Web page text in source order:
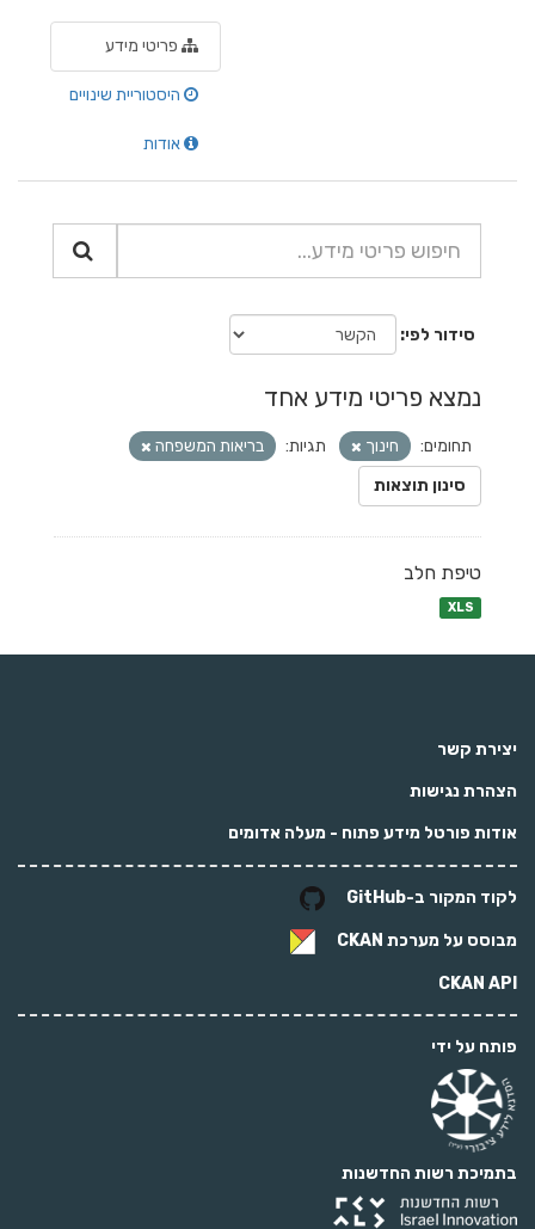
פריטי מידע
היסטוריית שינויים
אודות
סידור לפי
נמצא פריטי מידע אחד
תחומים: חינוך תגיות:
בריאות המשפחה
סינון תוצאות
טיפת חלב
XLS
יצירת קשר
הצהרת נגישות
אודות פורטל מידע פתוח - מעלה אדומים
לקוד המקור ב-GitHub
מבוסס על מערכת CKAN
CKAN API
פותח על ידי
בתמיכת רשות החדשנות